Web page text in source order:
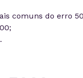
comuns do erro